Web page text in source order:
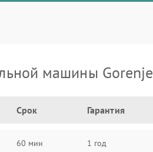
машины Gorenje
Срок Гарантия
60 мин 1 год